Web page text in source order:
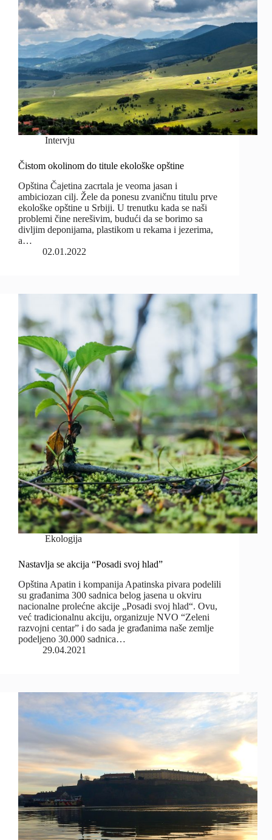
Intervju
Čistom okolinom do titule ekološke opštine
Opština Čajetina zacrtala je veoma jasan i
ambiciozan cilj. Žele da ponesu zvaničnu titulu prve
ekološke opštine u Srbiji. U trenutku kada se naši
problemi čine nerešivim, budući da se borimo sa
divljim deponijama, plastikom u rekama i jezerima,
a…
02.01.2022
Ekologija
Nastavlja se akcija “Posadi svoj hlad”
Opština Apatin i kompanija Apatinska pivara podelili
su građanima 300 sadnica belog jasena u okviru
nacionalne prolećne akcije „Posadi svoj hlad“. Ovu,
već tradicionalnu akciju, organizuje NVO “Zeleni
razvojni centar” i do sada je građanima naše zemlje
podeljeno 30.000 sadnica…
29.04.2021